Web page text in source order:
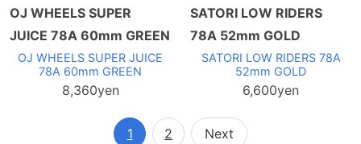
OJ WHEELS SUPER
JUICE 78A 60mm GREEN
OJ WHEELS SUPER JUICE
78A 60mm GREEN
8,360yen
SATORI LOW RIDERS
78A 52mm GOLD
SATORI LOW RIDERS 78A
52mm GOLD
6,600yen
1 2 Next